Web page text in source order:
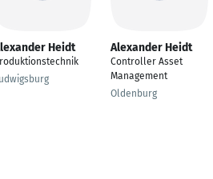
Heidt Alexander Heidt
Controller Asset
Management
Oldenburg